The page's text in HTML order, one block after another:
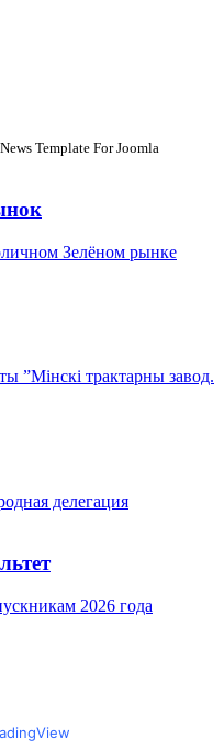
Template For Joomla
Зелёном рынке
”Мінскі трактарны завод.
делегация
2026 года